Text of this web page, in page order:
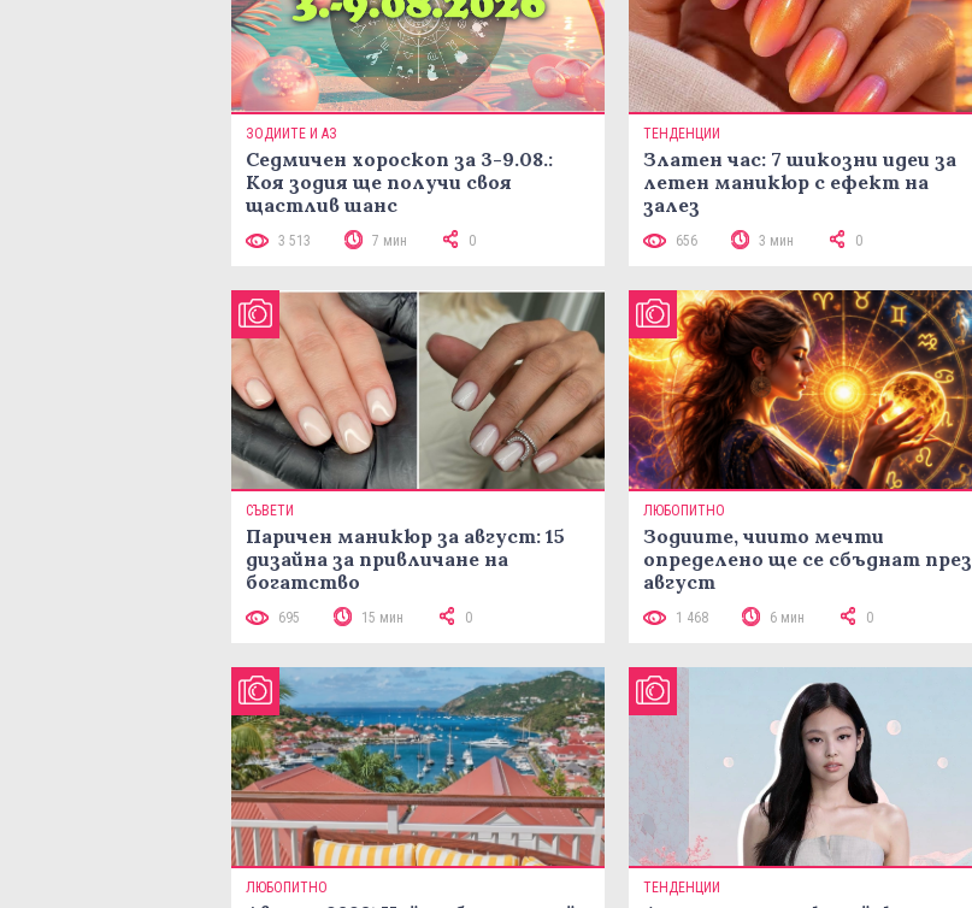
ЗОДИИТЕ И АЗ
Седмичен хороскоп за 3-9.08.:
Коя зодия ще получи своя
щастлив шанс
3 513 7 мин 0
ТЕНДЕНЦИИ
Златен час: 7 шикозни идеи за
летен маникюр с ефект на
залез
656 3 мин 0
СЪВЕТИ
Паричен маникюр за август: 15
дизайна за привличане на
богатство
695 15 мин 0
ЛЮБОПИТНО
Зодиите, чиито мечти
определено ще се сбъднат през
август
1 468 6 мин 0
ЛЮБОПИТНО ТЕНДЕНЦИИ